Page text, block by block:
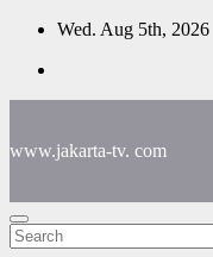
Skip
content
Wed. Aug 5th, 2026
www.jakarta-tv. com